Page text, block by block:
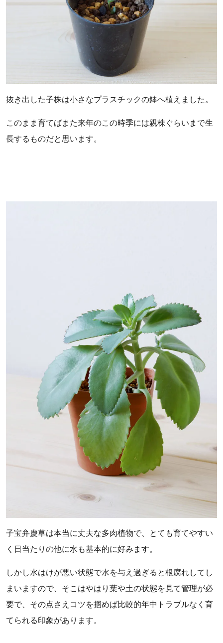
抜き出した子株は小さなプラスチックの鉢へ植えました。
このまま育てばまた来年のこの時季には親株ぐらいまで生
長するものだと思います。
子宝弁慶草は本当に丈夫な多肉植物で、とても育てやすい
く日当たりの他に水も基本的に好みます。
しかし水はけが悪い状態で水を与え過ぎると根腐れしてし
まいますので、そこはやはり葉や土の状態を見て管理が必
要で、その点さえコツを掴めば比較的年中トラブルなく育
てられる印象があります。